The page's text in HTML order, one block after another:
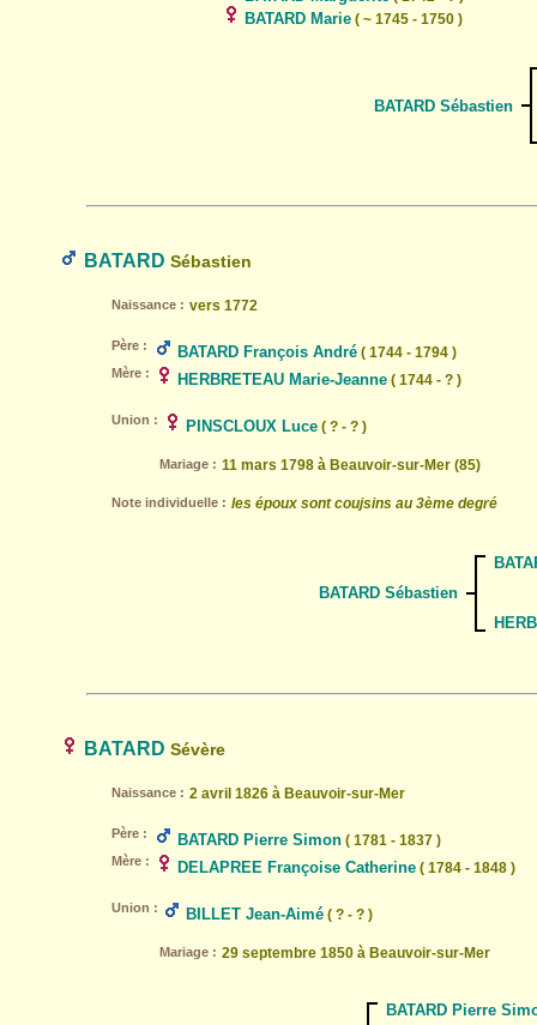
BATARD Marie ( ~ 1745 - 1750 )
BATARD Sébastien
BATARD Sébastien
Naissance : vers 1772
Père : BATARD François André ( 1744 - 1794 )
Mère : HERBRETEAU Marie-Jeanne ( 1744 - ? )
Union : PINSCLOUX Luce ( ? - ? )
Mariage : 11 mars 1798 à Beauvoir-sur-Mer (85)
Note individuelle : les époux sont coujsins au 3ème degré
BATARD Sébastien
BATARD Sévère
Naissance : 2 avril 1826 à Beauvoir-sur-Mer
Père : BATARD Pierre Simon ( 1781 - 1837 )
Mère : DELAPREE Françoise Catherine ( 1784 - 1848 )
Union : BILLET Jean-Aimé ( ? - ? )
Mariage : 29 septembre 1850 à Beauvoir-sur-Mer
BATARD Pierre